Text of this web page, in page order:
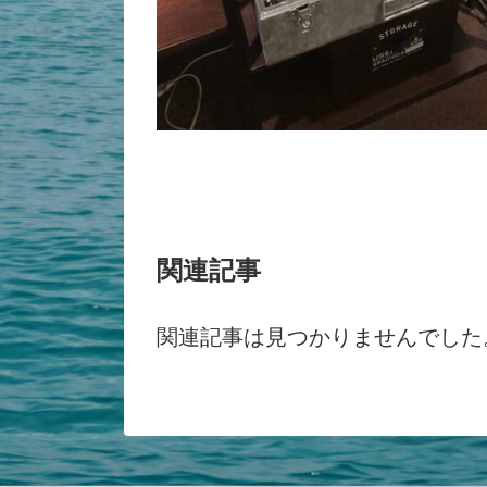
関連記事
関連記事は見つかりませんでし